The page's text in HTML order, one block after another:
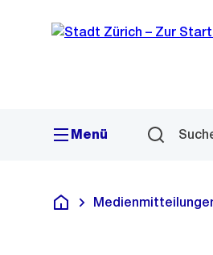
Navigation
Sprunglink
Menü
Deutsch